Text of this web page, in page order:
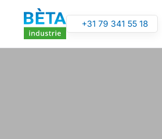
Skip to main content
+31 79 341 55 18